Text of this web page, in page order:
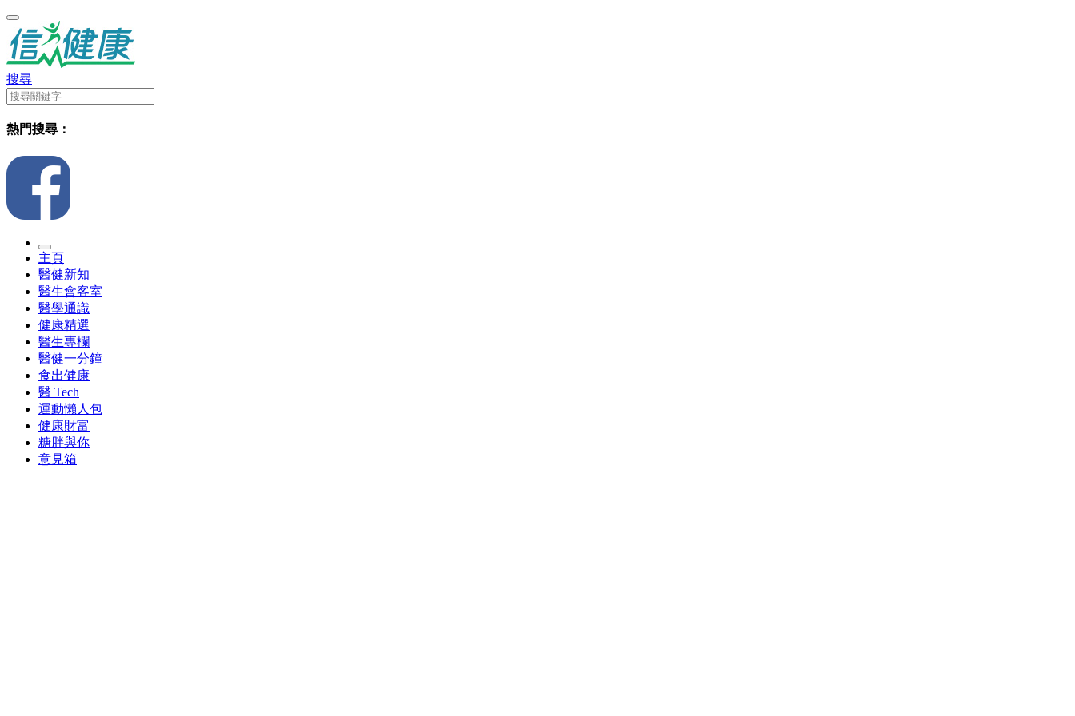
搜尋
熱門搜尋：
主頁
醫健新知
醫生會客室
醫學通識
健康精選
醫生專欄
醫健一分鐘
食出健康
醫 Tech
運動懶人包
健康財富
糖胖與你
意見箱